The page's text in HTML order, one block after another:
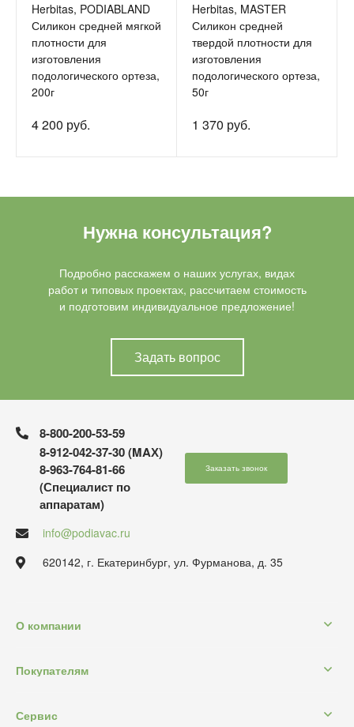
Herbitas, PODIABLAND
Силикон средней мягкой
плотности для
изготовления
подологического ортеза,
200г
4 200 руб.
Herbitas, MASTER
Силикон средней
твердой плотности для
изготовления
подологического ортеза,
50г
1 370 руб.
Нужна консультация?
Подробно расскажем о наших услугах, видах
работ и типовых проектах, рассчитаем стоимость
и подготовим индивидуальное предложение!
Задать вопрос
8-800-200-53-59
8-912-042-37-30 (MAХ)
8-963-764-81-66
(Специалист по
аппаратам)
Заказать звонок
info@podiavac.ru
620142, г. Екатеринбург, ул. Фурманова, д. 35
О компании
Покупателям
Сервис